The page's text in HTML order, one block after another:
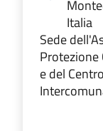
Italia
Sede
Protezione
e del